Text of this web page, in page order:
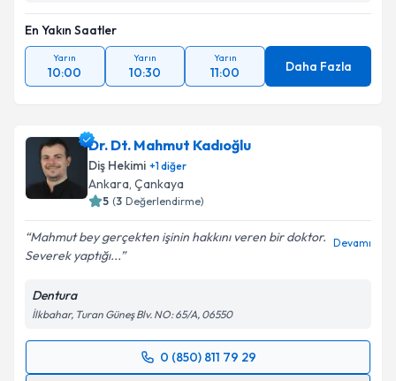
En Yakın Saatler
Yarın
10:00
Yarın
10:30
Yarın
11:00 Daha Fazla
Dr. Dt. Mahmut Kadıoğlu
Diş Hekimi +1diğer
Ankara, Çankaya
5 (3 Değerlendirme)
Mahmut bey gerçekten işinin hakkını veren bir doktor.
Severek yaptığı...
Devamı
Dentura
İlkbahar, Turan Güneş Blv. NO: 65/A, 06550
0 (850) 811 79 29
Randevu Takvimi Talebi